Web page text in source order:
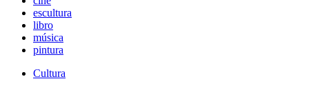
escultura
libro
música
pintura
Cultura